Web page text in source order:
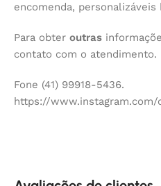
encomenda, personalizáveis
Para obter outras
contato com o atendimento.
Fone (41) 99918-5436.
https://www.instagram.com/